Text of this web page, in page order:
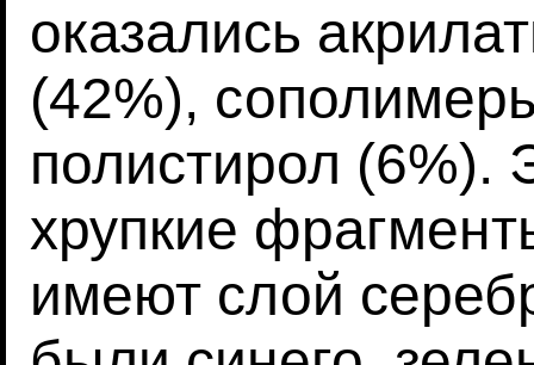
оказались
(42%),
полистирол (6%).
хрупкие
имеют слой